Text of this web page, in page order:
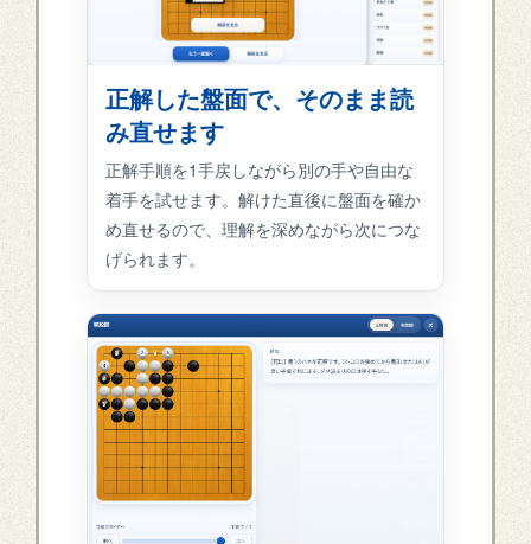
正解した盤面で、そのまま読
み直せます
正解手順を1手戻しながら別の手や自由な
着手を試せます。解けた直後に盤面を確か
め直せるので、理解を深めながら次につな
げられます。